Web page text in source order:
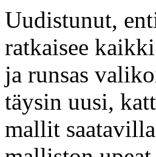
Uudistunut,
ratkaisee
ja runsas
täysin uusi,
mallit